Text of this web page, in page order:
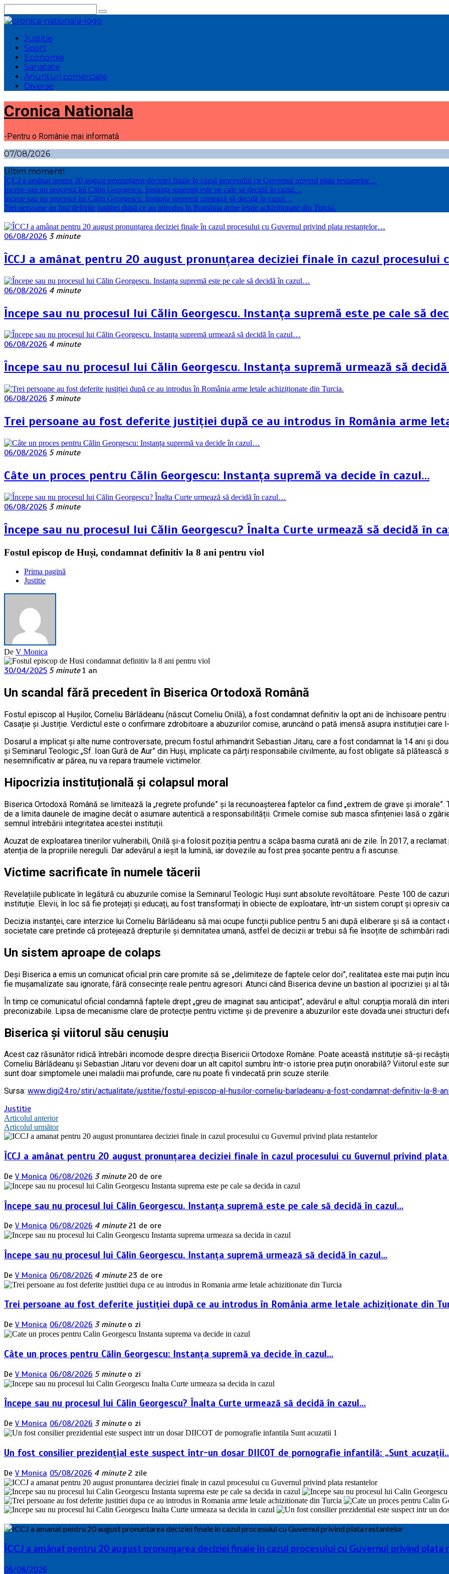
la
conținut
Justitie
Sport
Economie
Sanatate
Anunturi comerciale
Diverse
Cronica Nationala
-Pentru o Românie mai informată
07/08/2026
Ultim moment!
ÎCCJ a amânat pentru 20 august pronunțarea deciziei finale în cazul procesului cu Guvernul privind plata restanțelor…
Începe sau nu procesul lui Călin Georgescu. Instanța supremă este pe cale să decidă în cazul…
Începe sau nu procesul lui Călin Georgescu. Instanța supremă urmează să decidă în cazul…
Trei persoane au fost deferite justiției după ce au introdus în România arme letale achiziționate din Turcia.
06/08/2026 3 minute
ÎCCJ a amânat pentru 20 august pronunțarea deciziei finale în cazul
06/08/2026 4 minute
Începe sau nu procesul lui Călin Georgescu. Instanța supremă este pe cale să
06/08/2026 4 minute
Începe sau nu procesul lui Călin Georgescu. Instanța supremă urmează să
06/08/2026 3 minute
Trei persoane au fost deferite justiției după ce au introdus în România arme
06/08/2026 5 minute
Câte un proces pentru Călin Georgescu: Instanța supremă va decide în cazul…
06/08/2026 3 minute
Începe sau nu procesul lui Călin Georgescu? Înalta Curte urmează să decidă în
Fostul episcop de Huși, condamnat definitiv la 8 ani pentru viol
Prima pagină
Justitie
De V Monica
30/04/2025 5 minute 1 an
Un scandal fără precedent în Biserica Ortodoxă Română
Fostul episcop al Hușilor, Corneliu Bârlădeanu (născut Corneliu Onilă), a fost condamnat definitiv la opt ani de închisoare
Casație și Justiție. Verdictul este o confirmare zdrobitoare a abuzurilor comise, aruncând o pată imensă asupra instituției care
Dosarul a implicat și alte nume controversate, precum fostul arhimandrit Sebastian Jitaru, care a fost condamnat la 14 ani și
și Seminarul Teologic „Sf. Ioan Gură de Aur” din Huși, implicate ca părți responsabile civilmente, au fost obligate să
nesemnificativ ar părea, nu va repara traumele victimelor.
Hipocrizia instituțională și colapsul moral
Biserica Ortodoxă Română se limitează la „regrete profunde” și la recunoașterea faptelor ca fiind „extrem de grave și
de a limita daunele de imagine decât o asumare autentică a responsabilității. Crimele comise sub masca sfințeniei lasă o
semnul întrebării integritatea acestei instituții.
Acuzat de exploatarea tinerilor vulnerabili, Onilă și-a folosit poziția pentru a scăpa basma curată ani de zile. În 2017, a
atenția de la propriile nereguli. Dar adevărul a ieșit la lumină, iar dovezile au fost prea șocante pentru a fi ascunse.
Victime sacrificate în numele tăcerii
Revelațiile publicate în legătură cu abuzurile comise la Seminarul Teologic Huși sunt absolute revoltătoare. Peste 100 de
instituție. Elevii, în loc să fie protejați și educați, au fost transformați în obiecte de exploatare, într-un sistem corupt și opresiv
Decizia instanței, care interzice lui Corneliu Bârlădeanu să mai ocupe funcții publice pentru 5 ani după eliberare și să ia
societate care pretinde că protejează drepturile și demnitatea umană, astfel de decizii ar trebui să fie însoțite de schimbări
Un sistem aproape de colaps
Deși Biserica a emis un comunicat oficial prin care promite să se „delimiteze de faptele celor doi”, realitatea este mai puțin
fie mușamalizate sau ignorate, fără consecințe reale pentru agresori. Atunci când Biserica devine un bastion al ipocriziei și al
În timp ce comunicatul oficial condamnă faptele drept „greu de imaginat sau anticipat”, adevărul e altul: corupția morală din
preconizabile. Lipsa de mecanisme clare de protecție pentru victime și de prevenire a abuzurilor este dovada unei structuri
Biserica și viitorul său cenușiu
Acest caz răsunător ridică întrebări incomode despre direcția Bisericii Ortodoxe Române. Poate această instituție să-și
Corneliu Bârlădeanu și Sebastian Jitaru vor deveni doar un alt capitol sumbru într-o istorie prea puțin onorabilă? Viitorul este
sunt doar simptomele unei maladii mai profunde, care nu poate fi vindecată prin scuze sterile.
Sursa: www.digi24.ro/stiri/actualitate/justitie/fostul-episcop-al-husilor-corneliu-barladeanu-a-fost-condamnat-definitiv-la-8-
Justitie
Navigare
în
articole
Articolul anterior
Articolul următor
ÎCCJ a amânat pentru 20 august pronunțarea deciziei finale în cazul procesului cu Guvernul privind
De V Monica 06/08/2026 3 minute 20 de ore
Începe sau nu procesul lui Călin Georgescu. Instanța supremă este pe cale să decidă în cazul…
De V Monica 06/08/2026 4 minute 21 de ore
Începe sau nu procesul lui Călin Georgescu. Instanța supremă urmează să decidă în cazul…
De V Monica 06/08/2026 4 minute 23 de ore
Trei persoane au fost deferite justiției după ce au introdus în România arme letale achiziționate din
De V Monica 06/08/2026 3 minute o zi
Câte un proces pentru Călin Georgescu: Instanța supremă va decide în cazul…
De V Monica 06/08/2026 5 minute o zi
Începe sau nu procesul lui Călin Georgescu? Înalta Curte urmează să decidă în cazul…
De V Monica 06/08/2026 3 minute o zi
Un fost consilier prezidențial este suspect într-un dosar DIICOT de pornografie infantilă: „Sunt
De V Monica 05/08/2026 4 minute 2 zile
ÎCCJ a amânat pentru 20 august pronunțarea deciziei finale în cazul procesului cu Guvernul privind
06/08/2026